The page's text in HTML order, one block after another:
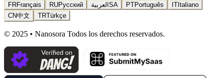
FRFrançais RUРусский SAالعربية PTPortuguês ITItaliano
CN中文 TRTürkçe
© 2025 • Nanosora Todos los derechos reservados.